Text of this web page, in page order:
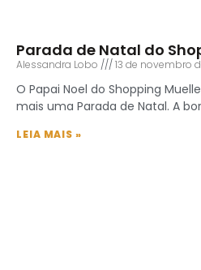
Parada de Natal do
Alessandra Lobo 13 de novembro
O Papai Noel do Shopping
mais uma Parada de Natal. A
LEIA MAIS »